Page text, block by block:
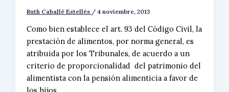
Ruth Caballé Estellés /4 noviembre, 2013
Como bien establece el art. 93 del Código Civil, la
prestación de alimentos, por norma general, es
atribuida por los Tribunales, de acuerdo a un
criterio de proporcionalidad del patrimonio del
alimentista con la pensión alimenticia a favor de